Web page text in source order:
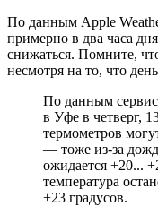
По данным Apple
примерно в два часа
снижаться. Помните,
несмотря на то, что
По данным
в Уфе в четверг,
термометров
— тоже из-за
ожидается +20...
температура
+23 градусов.